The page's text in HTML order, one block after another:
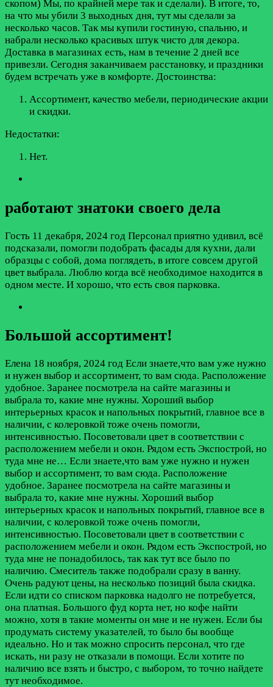
скопом) Мы, по крайней мере так и сделали). В итоге, то,
на что мы убили 3 выходных дня, тут мы сделали за
несколько часов. Так мы купили гостиную, спальню, и
набрали несколько красивых штук чисто для декора.
Доставка в магазинах есть, нам в течение 2 дней все
привезли. Сегодня заканчиваем расстановку, и праздники
будем встречать уже в комфорте. Достоинства:
Ассортимент, качество мебели, периодические акции
и скидки.
Недостатки:
Нет.
работают знатоки своего дела
Гость 11 декабря, 2024 год Персонал приятно удивил, всё
подсказали, помогли подобрать фасады для кухни, дали
образцы с собой, дома поглядеть, в итоге совсем другой
цвет выбрала. Люблю когда всё необходимое находится в
одном месте. И хорошо, что есть своя парковка.
Большой ассортимент!
Елена 18 ноября, 2024 год Если знаете,что вам уже нужно
и нужен выбор и ассортимент, то вам сюда. Расположение
удобное. Заранее посмотрела на сайте магазины и
выбрала то, какие мне нужны. Хороший выбор
интерьерных красок и напольных покрытий, главное все в
наличии, с колеровкой тоже очень помогли,
интенсивностью. Посоветовали цвет в соответствии с
расположением мебели и окон. Рядом есть Экспострой, но
туда мне не… Если знаете,что вам уже нужно и нужен
выбор и ассортимент, то вам сюда. Расположение
удобное. Заранее посмотрела на сайте магазины и
выбрала то, какие мне нужны. Хороший выбор
интерьерных красок и напольных покрытий, главное все в
наличии, с колеровкой тоже очень помогли,
интенсивностью. Посоветовали цвет в соответствии с
расположением мебели и окон. Рядом есть Экспострой, но
туда мне не понадобилось, так как тут все было по
наличию. Смеситель также подобрали сразу в ванну.
Очень радуют цены, на несколько позиций была скидка.
Если идти со списком парковка надолго не потребуется,
она платная. Большого фуд корта нет, но кофе найти
можно, хотя в такие моменты он мне и не нужен. Если бы
продумать систему указателей, то было бы вообще
идеально. Но и так можно спросить персонал, что где
искать, ни разу не отказали в помощи. Если хотите по
наличию все взять и быстро, с выбором, то точно найдете
тут необходимое.